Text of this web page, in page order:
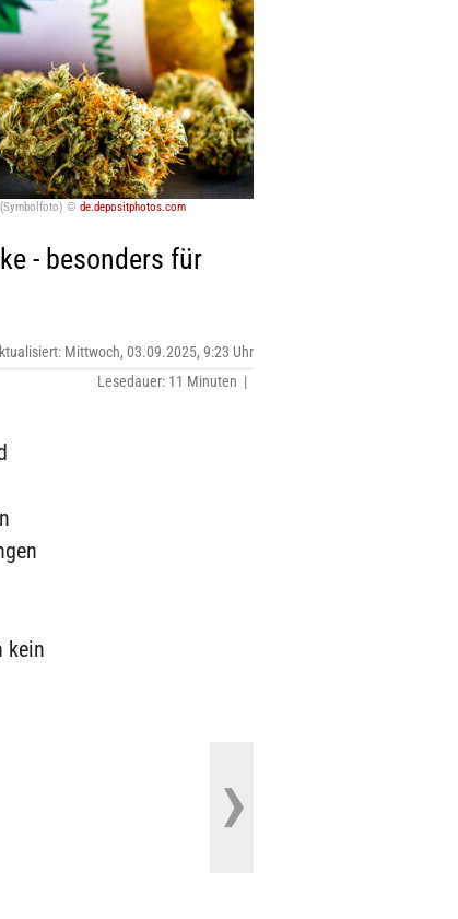
(Symbolfoto) © de.depositphotos.com
- besonders für
Mittwoch, 03.09.2025, 9:23 Uhr
Lesedauer: 11 Minuten |
kein